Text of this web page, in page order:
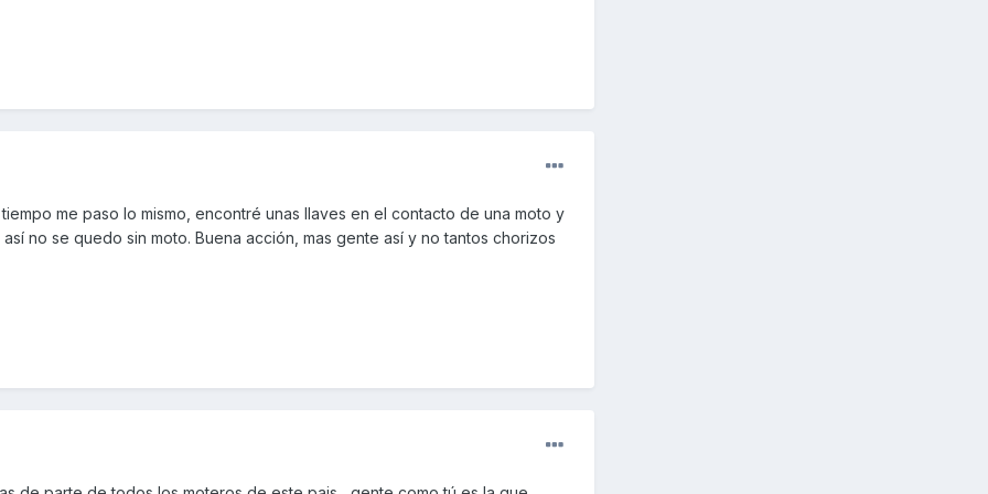
me paso lo mismo, encontré unas llaves en el contacto de una moto y
no se quedo sin moto. Buena acción, mas gente así y no tantos chorizos